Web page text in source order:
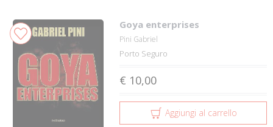
Goya enterprises
Pini Gabriel
Porto Seguro
€ 10,00
Aggiungi al carrello